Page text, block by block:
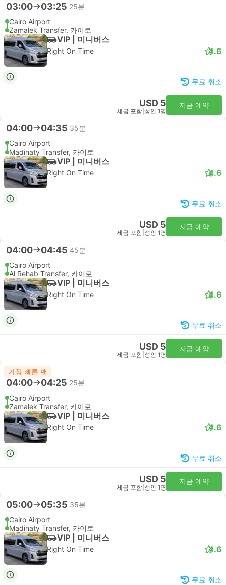
03:00 03:25 25분
Cairo Airport
Zamalek Transfer, 카이로
VIP | 미니버스
Right On Time 4.6
무료 취소
USD 5
세금 포함 성인 1명
지금 예약
04:00 04:35 35분
Cairo Airport
Madinaty Transfer, 카이로
VIP | 미니버스
Right On Time 4.6
무료 취소
USD 5
세금 포함 성인 1명
지금 예약
04:00 04:45 45분
Cairo Airport
Al Rehab Transfer, 카이로
VIP | 미니버스
Right On Time 4.6
무료 취소
USD 5
세금 포함 성인 1명
지금 예약
가장 빠른 밴
04:00 04:25 25분
Cairo Airport
Zamalek Transfer, 카이로
VIP | 미니버스
Right On Time 4.6
무료 취소
USD 5
세금 포함 성인 1명
지금 예약
05:00 05:35 35분
Cairo Airport
Madinaty Transfer, 카이로
VIP | 미니버스
Right On Time 4.6
무료 취소